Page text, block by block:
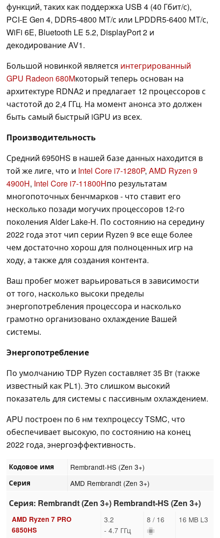
функций, таких как поддержка USB 4 (40 Гбит/с),
PCI-E Gen 4, DDR5-4800 МТ/с или LPDDR5-6400 МТ/с,
WiFi 6E, Bluetooth LE 5.2, DisplayPort 2 и
декодирование AV1.
Большой новинкой является интегрированный
GPU Radeon 680Mкоторый теперь основан на
архитектуре RDNA2 и предлагает 12 процессоров с
частотой до 2,4 ГГц. На момент анонса это должен
быть самый быстрый iGPU из всех.
Производительность
Средний 6950HS в нашей базе данных находится в
той же лиге, что и Intel Core i7-1280P, AMD Ryzen 9
4900H, Intel Core i7-11800Hпо результатам
многопоточных бенчмарков - что ставит его
несколько позади могучих процессоров 12-го
поколения Alder Lake-H. По состоянию на середину
2022 года этот чип серии Ryzen 9 все еще более
чем достаточно хорош для полноценных игр на
ходу, а также для создания контента.
Ваш пробег может варьироваться в зависимости
от того, насколько высоки пределы
энергопотребления процессора и насколько
грамотно организовано охлаждение Вашей
системы.
Энергопотребление
По умолчанию TDP Ryzen составляет 35 Вт (также
известный как PL1). Это слишком высокий
показатель для системы с пассивным охлаждением.
APU построен по 6 нм техпроцессу TSMC, что
обеспечивает высокую, по состоянию на конец
2022 года, энергоэффективность.
Кодовое имя Rembrandt-HS (Zen 3+)
Серия AMD Rembrandt (Zen 3+)
Серия: Rembrandt (Zen 3+) Rembrandt-HS (Zen 3+)
AMD Ryzen 7 PRO
6850HS
3.2
- 4.7 ГГц
8 / 16 16 MB L3